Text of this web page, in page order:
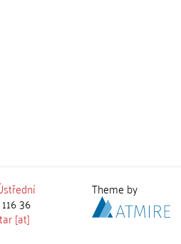
36
[at]
Theme by